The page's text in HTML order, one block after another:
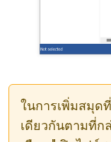
ในการเพิ่มสมุ
เดียวกันตามที่ก